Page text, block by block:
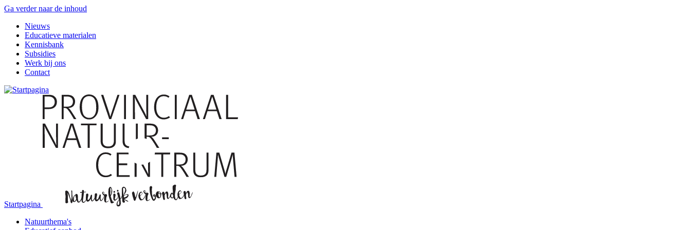
Ga verder naar de inhoud
Nieuws
Educatieve materialen
Kennisbank
Subsidies
Werk bij ons
Contact
Startpagina
Natuurthema's